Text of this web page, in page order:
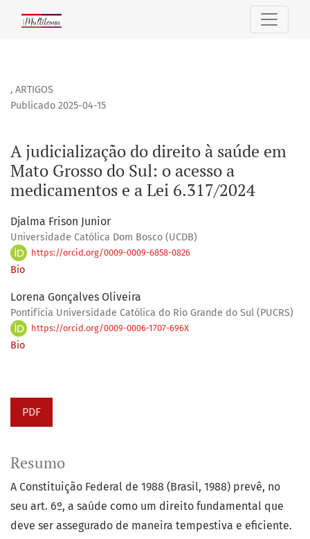
A judicialização do direito à saúde em Mato Grosso do
, ARTIGOS
A judicialização do direito à saúde em
Mato Grosso do Sul: o acesso a
medicamentos e a Lei 6.317/2024
Publicado 2025-04-15
Djalma Frison Junior
Universidade Católica Dom Bosco (UCDB)
https://orcid.org/0009-0009-6858-0826
Bio
Lorena Gonçalves Oliveira
Pontifícia Universidade Católica do Rio Grande do Sul (PUCRS)
https://orcid.org/0009-0006-1707-696X
Bio
PDF
Resumo
A Constituição Federal de 1988 (Brasil, 1988) prevê, no
seu art. 6º, a saúde como um direito fundamental que
deve ser assegurado de maneira tempestiva e eficiente.